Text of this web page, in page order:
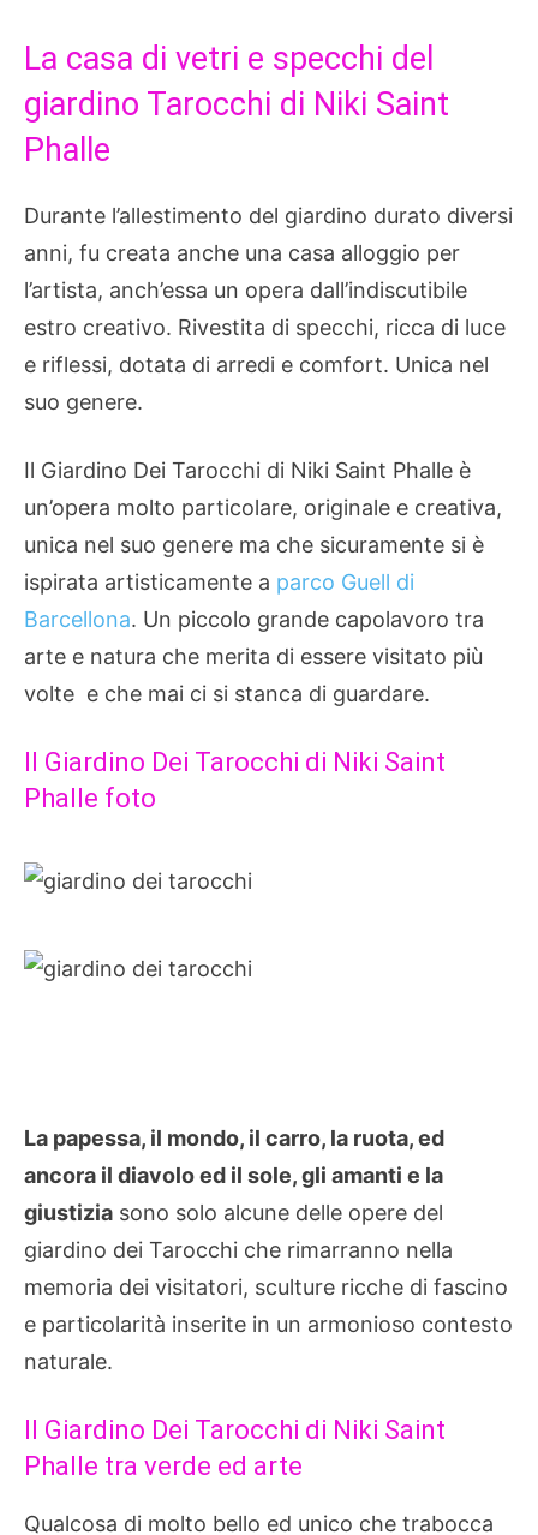
La casa di vetri e specchi del
giardino Tarocchi di Niki Saint
Phalle
Durante l’allestimento del giardino durato diversi
anni, fu creata anche una casa alloggio per
l’artista, anch’essa un opera dall’indiscutibile
estro creativo. Rivestita di specchi, ricca di luce
e riflessi, dotata di arredi e comfort. Unica nel
suo genere.
Il Giardino Dei Tarocchi di Niki Saint Phalle è
un’opera molto particolare, originale e creativa,
unica nel suo genere ma che sicuramente si è
ispirata artisticamente a parco Guell di
Barcellona. Un piccolo grande capolavoro tra
arte e natura che merita di essere visitato più
volte e che mai ci si stanca di guardare.
Il Giardino Dei Tarocchi di Niki Saint
Phalle foto
La papessa, il mondo, il carro, la ruota, ed
ancora il diavolo ed il sole, gli amanti e la
giustizia sono solo alcune delle opere del
giardino dei Tarocchi che rimarranno nella
memoria dei visitatori, sculture ricche di fascino
e particolarità inserite in un armonioso contesto
naturale.
Il Giardino Dei Tarocchi di Niki Saint
Phalle tra verde ed arte
Qualcosa di molto bello ed unico che trabocca